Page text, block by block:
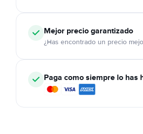
Mejor precio garantizado
¿Has encontrado un precio
Paga como siempre lo has